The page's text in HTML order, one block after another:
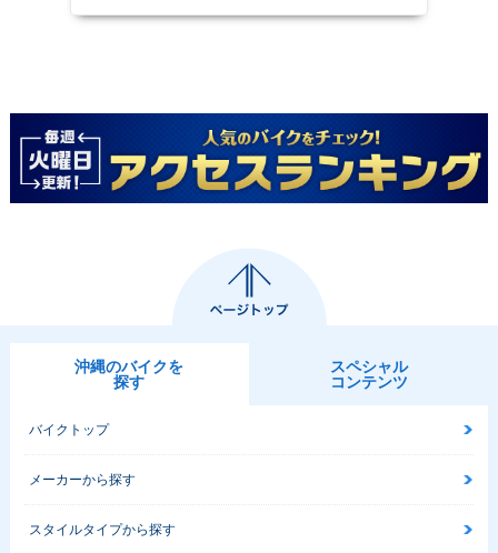
沖縄のバイクを
探す
スペシャル
コンテンツ
バイクトップ
メーカーから探す
スタイルタイプから探す